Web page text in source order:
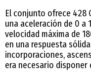
El conjunto ofrece 428
una aceleración de 0 a
velocidad máxima de
en una respuesta
incorporaciones,
era necesario